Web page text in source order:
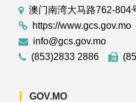
澳门南湾大马路762-804
https://www.gcs.gov.mo
info@gcs.gov.mo
(853)2833 2886
GOV.MO